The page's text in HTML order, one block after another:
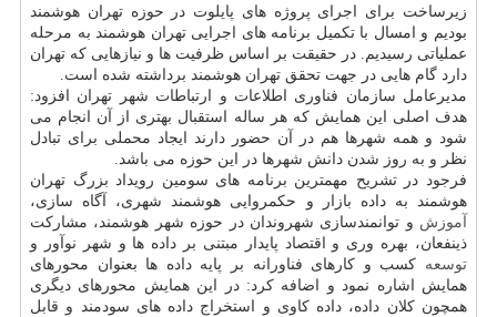
زیرساخت برای اجرای پروژه های پایلوت در حوزه تهران هوشمند
بودیم و امسال با تكمیل برنامه های اجرایی تهران هوشمند به مرحله
عملیاتی رسیدیم. در حقیقت بر اساس ظرفیت ها و نیازهایی كه تهران
دارد گام هایی در جهت تحقق تهران هوشمند برداشته شده است.
مدیرعامل سازمان فناوری اطلاعات و ارتباطات شهر تهران افزود:
هدف اصلی این همایش كه هر ساله استقبال بهتری از آن انجام می
شود و همه شهرها هم در آن حضور دارند ایجاد محملی برای تبادل
نظر و به روز شدن دانش شهرها در این حوزه می باشد.
فرجود در تشریح مهمترین برنامه های سومین رویداد بزرگ تهران
هوشمند به داده بازار و حكمروایی هوشمند شهری، آگاه سازی،
آموزش و توانمندسازی شهروندان در حوزه شهر هوشمند، مشاركت
ذینفعان، بهره وری و اقتصاد پایدار مبتنی بر داده ها و شهر نوآور و
توسعه كسب و كارهای فناورانه بر پایه داده ها بعنوان محورهای
همایش اشاره نمود و اضافه كرد: در این همایش محورهای دیگری
همچون كلان داده، داده كاوی و استخراج داده های سودمند و قابل